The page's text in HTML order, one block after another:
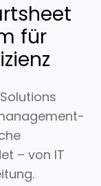
für
– von IT